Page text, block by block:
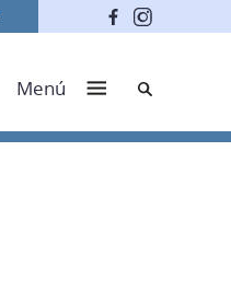
Menú Cerca